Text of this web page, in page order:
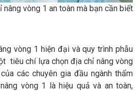
vòng 1 an toàn mà bạn cần biết
vòng 1 hiện đại và quy trình phẫu
tiêu chí lựa chọn địa chỉ nâng vòng
các chuyên gia đầu ngành thẩm
vòng 1 là hiệu quả và an toàn,